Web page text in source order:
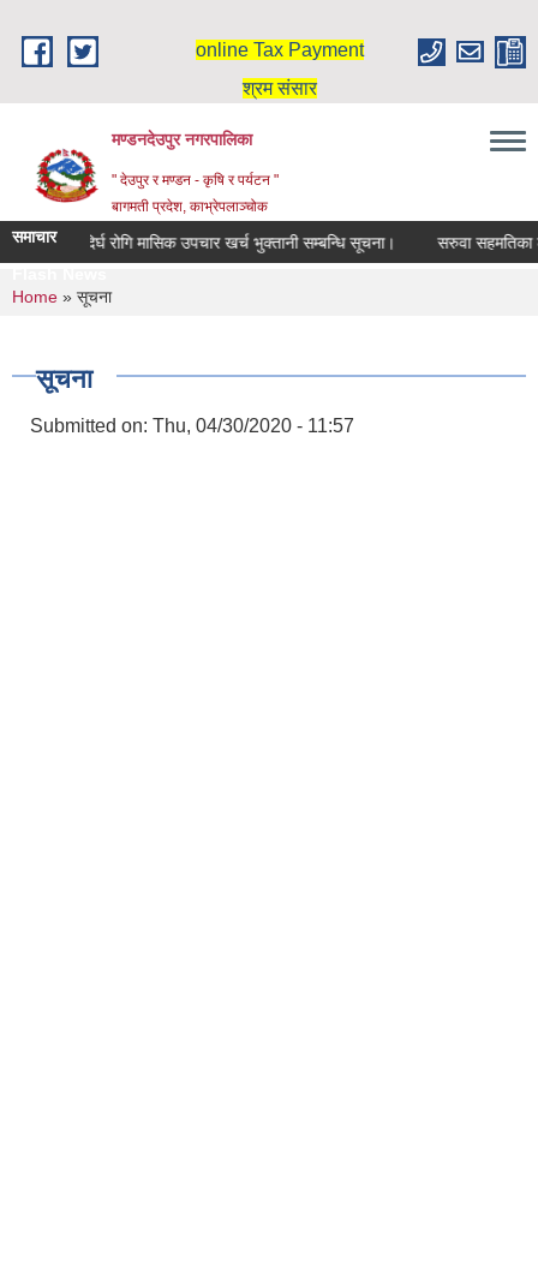
online Tax Payment
श्रम संसार
मण्डनदेउपुर नगरपालिका
" देउपुर र मण्डन - कृषि र पर्यटन "
बागमती प्रदेश, काभ्रेपलाञ्चोक
समाचार दिर्घ रोगि मासिक उपचार खर्च भुक्तानी सम्बन्धि सूचना।
सरुवा सहमतिका
You are here
Home » सूचना
सूचना
Submitted on: Thu, 04/30/2020 - 11:57